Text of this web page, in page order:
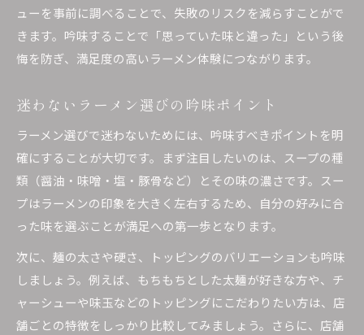
ューを事前に調べることで、失敗のリスクを減らすことがで
きます。吟味することで「思っていた味と違った」という後
悔を防ぎ、満足度の高いラーメン体験につながります。
迷わないラーメン選びの吟味ポイント
ラーメン選びで迷わないためには、吟味すべきポイントを明
確にすることが大切です。まず注目したいのは、スープの種
類（醤油・味噌・塩・豚骨など）とその味の濃さです。スー
プはラーメンの印象を大きく左右するため、自分の好みに合
った味を選ぶことが満足への第一歩となります。
次に、麺の太さや硬さ、トッピングのバリエーションも吟味
しましょう。例えば、もちもちとした太麺が好きな方や、チ
ャーシューや味玉などのトッピングにこだわりたい方は、店
舗ごとの特徴をしっかり比較してみましょう。さらに、店舗